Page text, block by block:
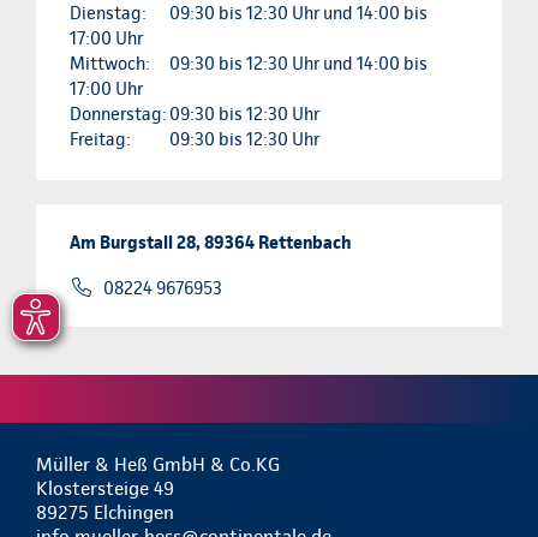
Dienstag:
09:30 bis 12:30 Uhr und 14:00 bis
17:00 Uhr
Mittwoch:
09:30 bis 12:30 Uhr und 14:00 bis
17:00 Uhr
Donnerstag: 09:30 bis 12:30 Uhr
Freitag:
09:30 bis 12:30 Uhr
Am Burgstall 28, 89364 Rettenbach
08224 9676953
Müller & Heß GmbH & Co.KG
Klostersteige 49
89275 Elchingen